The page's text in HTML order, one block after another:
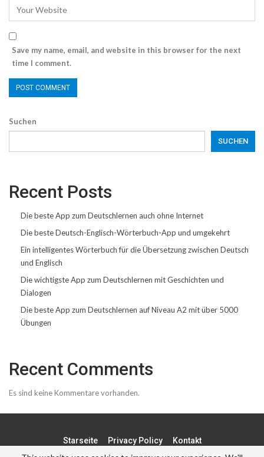
Save my name, email, and website in this browser for the next
time I comment.
Suchen
SUCHEN
Recent Posts
Die beste App zum Deutschlernen auch ohne Internet
Die beste Deutsch-Englisch-Wörterbuch-App und umgekehrt
Ein intelligentes Wörterbuch für die Übersetzung zwischen Deutsch
und Englisch
Die wichtigste App zum Deutschlernen mit Geschichten und
Dialogen
Die beste App zum Deutschlernen auf Niveau A2 mit über 5000
Übungen
Recent Comments
Es sind keine Kommentare vorhanden.
Starseite Privacy Policy Kontakt